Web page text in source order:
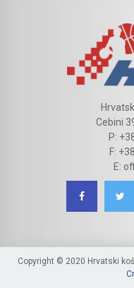
Cebini
P:
F:
E:
Copyright © 2020 Hrvatski